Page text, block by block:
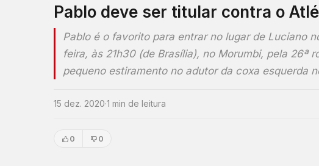
Pablo deve ser titular contra o
Pablo é o favorito para entrar no lugar de Luciano
feira, às 21h30 (de Brasília), no Morumbi, pela 26ª
pequeno estiramento no adutor da coxa esquerda
15 dez. 2020·1 min de leitura
0 0